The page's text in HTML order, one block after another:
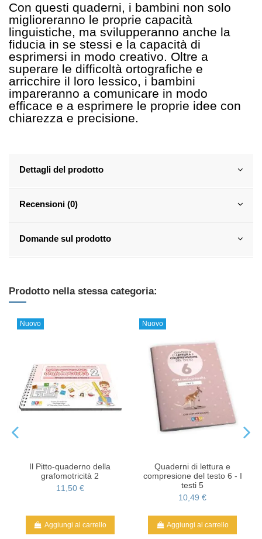
Con questi quaderni, i bambini non solo
miglioreranno le proprie capacità
linguistiche, ma svilupperanno anche la
fiducia in se stessi e la capacità di
esprimersi in modo creativo. Oltre a
superare le difficoltà ortografiche e
arricchire il loro lessico, i bambini
impareranno a comunicare in modo
efficace e a esprimere le proprie idee con
chiarezza e precisione.
Dettagli del prodotto
Recensioni (0)
Domande sul prodotto
Prodotto nella stessa categoria:
Nuovo
Il Pitto-quaderno della
grafomotricità 2
11,50 €
Aggiungi al carrello
Nuovo
Quaderni di lettura e
compresione del testo 6 - I
testi 5
10,49 €
Aggiungi al carrello